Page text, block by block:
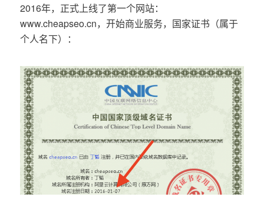
2016年，正式上线了第一个网站：
www.cheapseo.cn，开始商业服务，国家证书（属于
个人名下）：